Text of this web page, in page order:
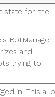
state for the
BotManager.
and
trying to
in. This